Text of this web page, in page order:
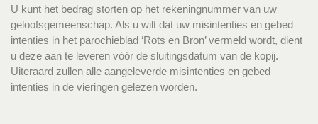
U kunt het bedrag storten op het rekeningnummer van uw
geloofsgemeenschap. Als u wilt dat uw misintenties en gebed
intenties in het parochieblad ‘Rots en Bron’ vermeld wordt, dient
u deze aan te leveren vóór de sluitingsdatum van de kopij.
Uiteraard zullen alle aangeleverde misintenties en gebed
intenties in de vieringen gelezen worden.